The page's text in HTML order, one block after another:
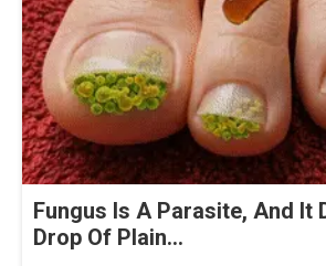
Fungus Is A Parasite, And It
Drop Of Plain...